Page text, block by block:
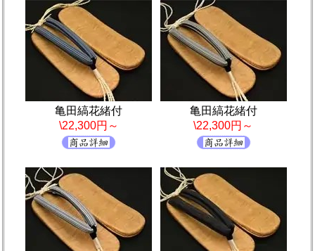
亀田縞花緒付
\22,300円～
亀田縞花緒付
\22,300円～